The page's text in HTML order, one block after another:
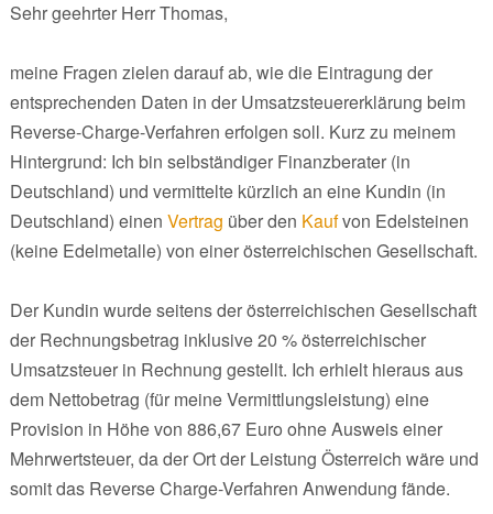
Sehr geehrter Herr Thomas,
meine Fragen zielen darauf ab, wie die Eintragung der
entsprechenden Daten in der Umsatzsteuererklärung beim
Reverse-Charge-Verfahren erfolgen soll. Kurz zu meinem
Hintergrund: Ich bin selbständiger Finanzberater (in
Deutschland) und vermittelte kürzlich an eine Kundin (in
Deutschland) einen Vertrag über den Kaufvon Edelsteinen
(keine Edelmetalle) von einer österreichischen Gesellschaft.
Der Kundin wurde seitens der österreichischen Gesellschaft
der Rechnungsbetrag inklusive 20 % österreichischer
Umsatzsteuer in Rechnung gestellt. Ich erhielt hieraus aus
dem Nettobetrag (für meine Vermittlungsleistung) eine
Provision in Höhe von 886,67 Euro ohne Ausweis einer
Mehrwertsteuer, da der Ort der Leistung Österreich wäre und
somit das Reverse Charge-Verfahren Anwendung fände.